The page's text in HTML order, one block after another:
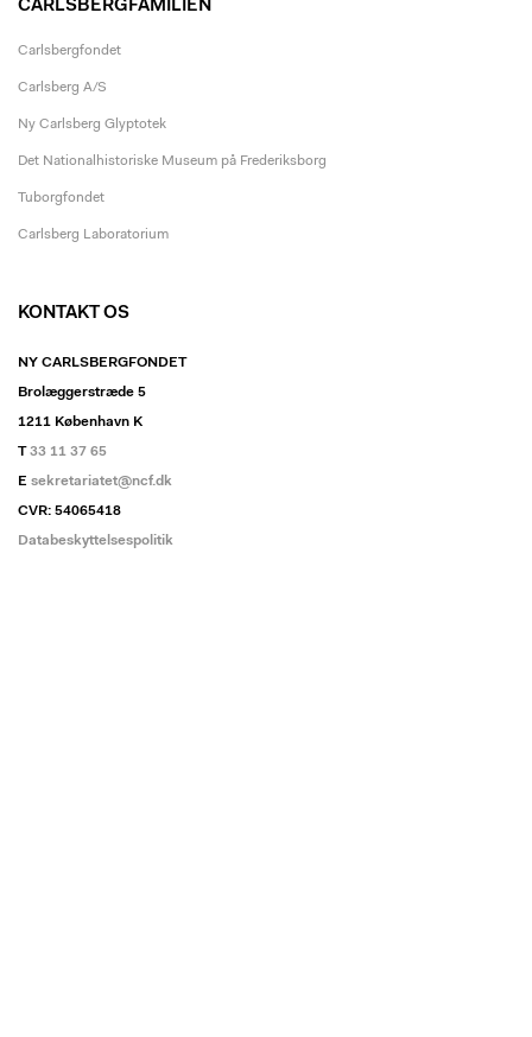
CARLSBERGFAMILIEN
Carlsbergfondet
Carlsberg A/S
Ny Carlsberg Glyptotek
Det Nationalhistoriske Museum på Frederiksborg
Tuborgfondet
Carlsberg Laboratorium
KONTAKT OS
NY CARLSBERGFONDET
Brolæggerstræde 5
1211 København K
T 33 11 37 65
E sekretariatet@ncf.dk
CVR: 54065418
Databeskyttelsespolitik